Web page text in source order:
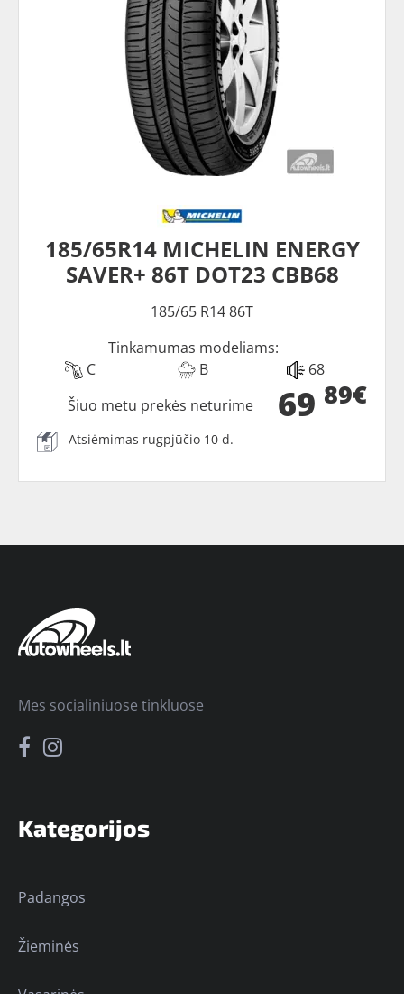
185/65R14 MICHELIN ENERGY
SAVER+ 86T DOT23 CBB68
185/65 R14 86T
Tinkamumas modeliams:
C
B 68
69 89€
Šiuo metu prekės neturime
Atsiėmimas rugpjūčio 10 d.
Kategorijos
Padangos
Žieminės
Mes socialiniuose tinkluose